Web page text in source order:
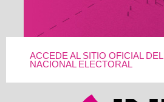
ACCEDE AL SITIO OFICIAL
NACIONAL ELECTORAL